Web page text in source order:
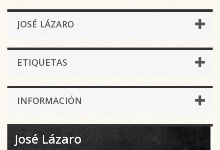
JOSÉ LÁZARO
ETIQUETAS
INFORMACIÓN
José Lázaro